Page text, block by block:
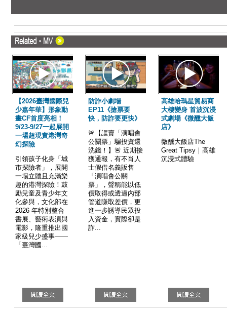
【2026臺灣國際兒
少嘉年華】形象動
畫CF首度亮相！
9/23-9/27一起展開
一場超現實港灣奇
幻探險
引領孩子化身「城
市探險者」，展開
一場立體且充滿樂
趣的港灣探險！ ​鼓
勵兒童及青少年文
化參與，文化部在
2026 年特別整合
書展、藝術表演與
電影，隆重推出國
家級兒少盛事——
「臺灣國...
防詐小劇場
EP11《搶票要
快，防詐要更快》
🚨【誆賣「演唱會
公關票」騙投資還
洗錢！】🚨 近期接
獲通報，有不肖人
士假借名義販售
「演唱會公關
票」，聲稱能以低
價取得或透過內部
管道賺取差價，更
進一步誘導民眾投
入資金，實際卻是
詐...
高雄哈瑪星貿易商
大樓變身 首波沉浸
式劇場《微醺大飯
店》
微醺大飯店The
Great Tipsy｜高雄
沉浸式體驗